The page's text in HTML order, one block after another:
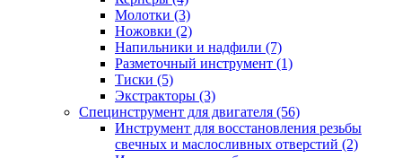
Молотки (3)
Ножовки (2)
Напильники и надфили (7)
Разметочный инструмент (1)
Тиски (5)
Экстракторы (3)
Специнструмент для двигателя (56)
Инструмент для восстановления резьбы
свечных и маслосливных отверстий (2)